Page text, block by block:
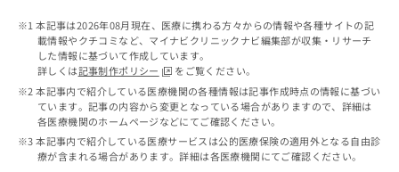
本記事は2026年08月現在、医療に携わる方々からの情報や各種サイトの記
載情報やクチコミなど、マイナビクリニックナビ編集部が収集・リサーチ
した情報に基づいて作成しています。
詳しくは記事制作ポリシー
をご覧ください。
本記事内で紹介している医療機関の各種情報は記事作成時点の情報に基づい
ています。記事の内容から変更となっている場合がありますので、詳細は
各医療機関のホームページなどにてご確認ください。
本記事内で紹介している医療サービスは公的医療保険の適用外となる自由診
療が含まれる場合があります。詳細は各医療機関にてご確認ください。
ナビ
クリ
ニッ
クナ
ビサ
イト
への
お問
合せ
フォ
ご
求
出
問
合
わ